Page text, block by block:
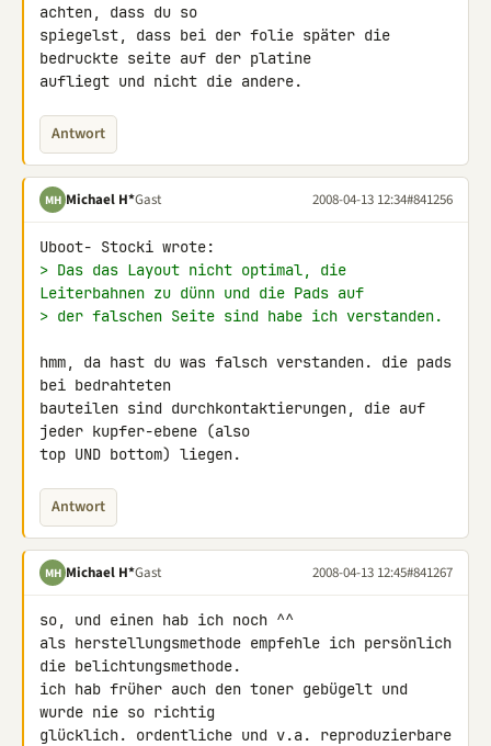
achten, dass du so
spiegelst, dass bei der folie später die
bedruckte seite auf der platine
aufliegt und nicht die andere.
Antwort
MH Michael H*Gast 2008-04-13 12:34#841256
> Das das Layout nicht optimal, die
Leiterbahnen zu dünn und die Pads auf
> der falschen Seite sind habe ich verstanden.
hmm, da hast du was falsch verstanden. die pads
bei bedrahteten
bauteilen sind durchkontaktierungen, die auf
jeder kupfer-ebene (also
top UND bottom) liegen.
Antwort
MH Michael H*Gast 2008-04-13 12:45#841267
so, und einen hab ich noch ^^
als herstellungsmethode empfehle ich persönlich
die belichtungsmethode.
ich hab früher auch den toner gebügelt und
wurde nie so richtig
glücklich. ordentliche und v.a. reproduzierbare